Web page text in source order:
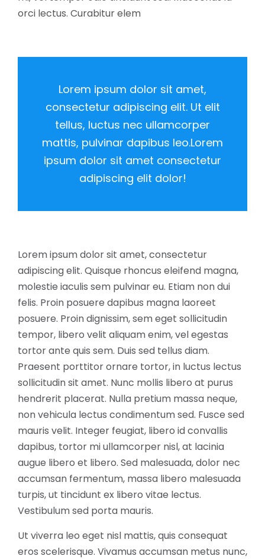
orci lectus. Curabitur elem
Lorem ipsum dolor sit amet,
consectetur adipiscing elit. Ut elit
tellus, luctus nec ullamcorper
mattis, pulvinar dapibus leo.Lorem
ipsum dolor sit amet consectetur
adipiscing elit dolor!
Lorem ipsum dolor sit amet, consectetur
adipiscing elit. Quisque rhoncus eleifend magna,
molestie iaculis sem pulvinar eu. Etiam non dui
felis. Proin posuere dapibus magna laoreet
posuere. Proin dignissim, sem eget sollicitudin
tempor, libero velit aliquam enim, vel egestas
tortor ante quis sem. Duis sed tellus diam.
Praesent porttitor ornare tortor, in luctus lectus
sollicitudin sit amet. Nunc mollis libero at purus
hendrerit placerat. Nulla pretium massa neque,
non vehicula lectus condimentum sed. Fusce sed
mauris velit. Integer feugiat, libero id convallis
dapibus, tortor mi ullamcorper nisl, at lacinia
augue libero et libero. Sed malesuada, dolor nec
accumsan fermentum, massa libero malesuada
turpis, ut tincidunt ex libero vitae lectus.
Vestibulum sed porta mauris.
Ut viverra leo eget nisl mattis, quis consequat
eros scelerisque. Vivamus accumsan metus nunc,